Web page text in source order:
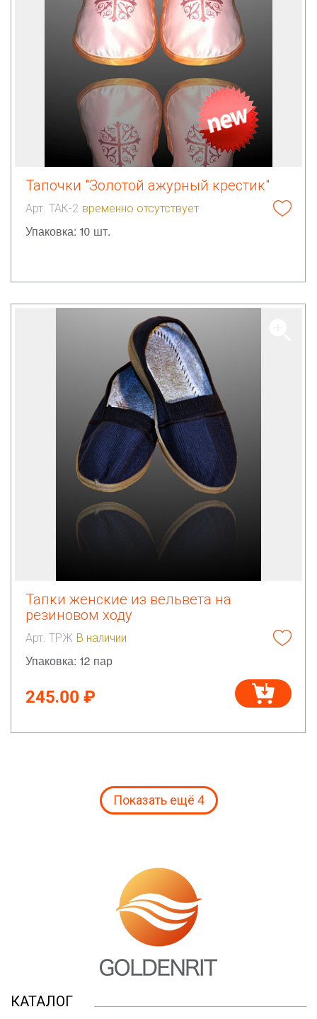
Тапочки "Золотой ажурный крестик"
Арт. ТАК-2 временно отсутствует
Упаковка: 10 шт.
Тапки женские из вельвета на
резиновом ходу
Арт. ТРЖ В наличии
Упаковка: 12 пар
245.00 ₽
Показать ещё 4
КАТАЛОГ